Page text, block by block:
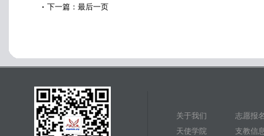
下一篇： 最后一页
关于我们
志愿报
天使学院
支教信